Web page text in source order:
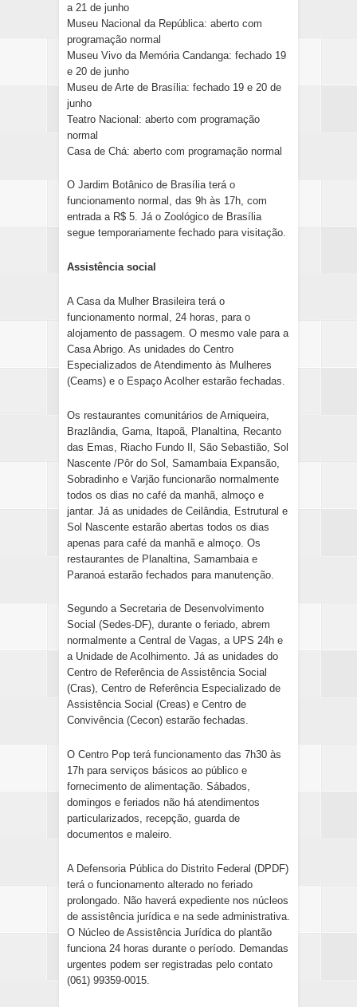
a 21 de junho
Museu Nacional da República: aberto com
programação normal
Museu Vivo da Memória Candanga: fechado 19
e 20 de junho
Museu de Arte de Brasília: fechado 19 e 20 de
junho
Teatro Nacional: aberto com programação
normal
Casa de Chá: aberto com programação normal
O Jardim Botânico de Brasília terá o
funcionamento normal, das 9h às 17h, com
entrada a R$ 5. Já o Zoológico de Brasília
segue temporariamente fechado para visitação.
Assistência social
A Casa da Mulher Brasileira terá o
funcionamento normal, 24 horas, para o
alojamento de passagem. O mesmo vale para a
Casa Abrigo. As unidades do Centro
Especializados de Atendimento às Mulheres
(Ceams) e o Espaço Acolher estarão fechadas.
Os restaurantes comunitários de Arniqueira,
Brazlândia, Gama, Itapoã, Planaltina, Recanto
das Emas, Riacho Fundo Il, São Sebastião, Sol
Nascente /Pôr do Sol, Samambaia Expansão,
Sobradinho e Varjão funcionarão normalmente
todos os dias no café da manhã, almoço e
jantar. Já as unidades de Ceilândia, Estrutural e
Sol Nascente estarão abertas todos os dias
apenas para café da manhã e almoço. Os
restaurantes de Planaltina, Samambaia e
Paranoá estarão fechados para manutenção.
Segundo a Secretaria de Desenvolvimento
Social (Sedes-DF), durante o feriado, abrem
normalmente a Central de Vagas, a UPS 24h e
a Unidade de Acolhimento. Já as unidades do
Centro de Referência de Assistência Social
(Cras), Centro de Referência Especializado de
Assistência Social (Creas) e Centro de
Convivência (Cecon) estarão fechadas.
O Centro Pop terá funcionamento das 7h30 às
17h para serviços básicos ao público e
fornecimento de alimentação. Sábados,
domingos e feriados não há atendimentos
particularizados, recepção, guarda de
documentos e maleiro.
A Defensoria Pública do Distrito Federal (DPDF)
terá o funcionamento alterado no feriado
prolongado. Não haverá expediente nos núcleos
de assistência jurídica e na sede administrativa.
O Núcleo de Assistência Jurídica do plantão
funciona 24 horas durante o período. Demandas
urgentes podem ser registradas pelo contato
(061) 99359-0015.